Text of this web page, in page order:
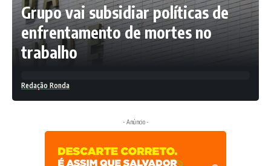
Grupo vai subsidiar políticas de
enfrentamento de mortes no
trabalho
Redação Ronda
- Anúncio -